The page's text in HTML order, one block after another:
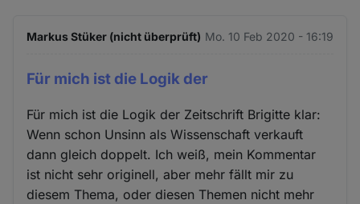
Markus Stüker (nicht überprüft) Mo. 10 Feb 2020 - 16:19
Für mich ist die Logik der
Für mich ist die Logik der Zeitschrift Brigitte klar:
Wenn schon Unsinn als Wissenschaft verkauft
dann gleich doppelt. Ich weiß, mein Kommentar
ist nicht sehr originell, aber mehr fällt mir zu
diesem Thema, oder diesen Themen nicht mehr